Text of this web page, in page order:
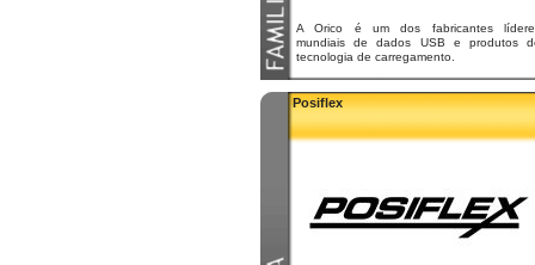
A Orico é um dos fabricantes
mundiais de dados USB e produtos
tecnologia de carregamento.
Posiflex